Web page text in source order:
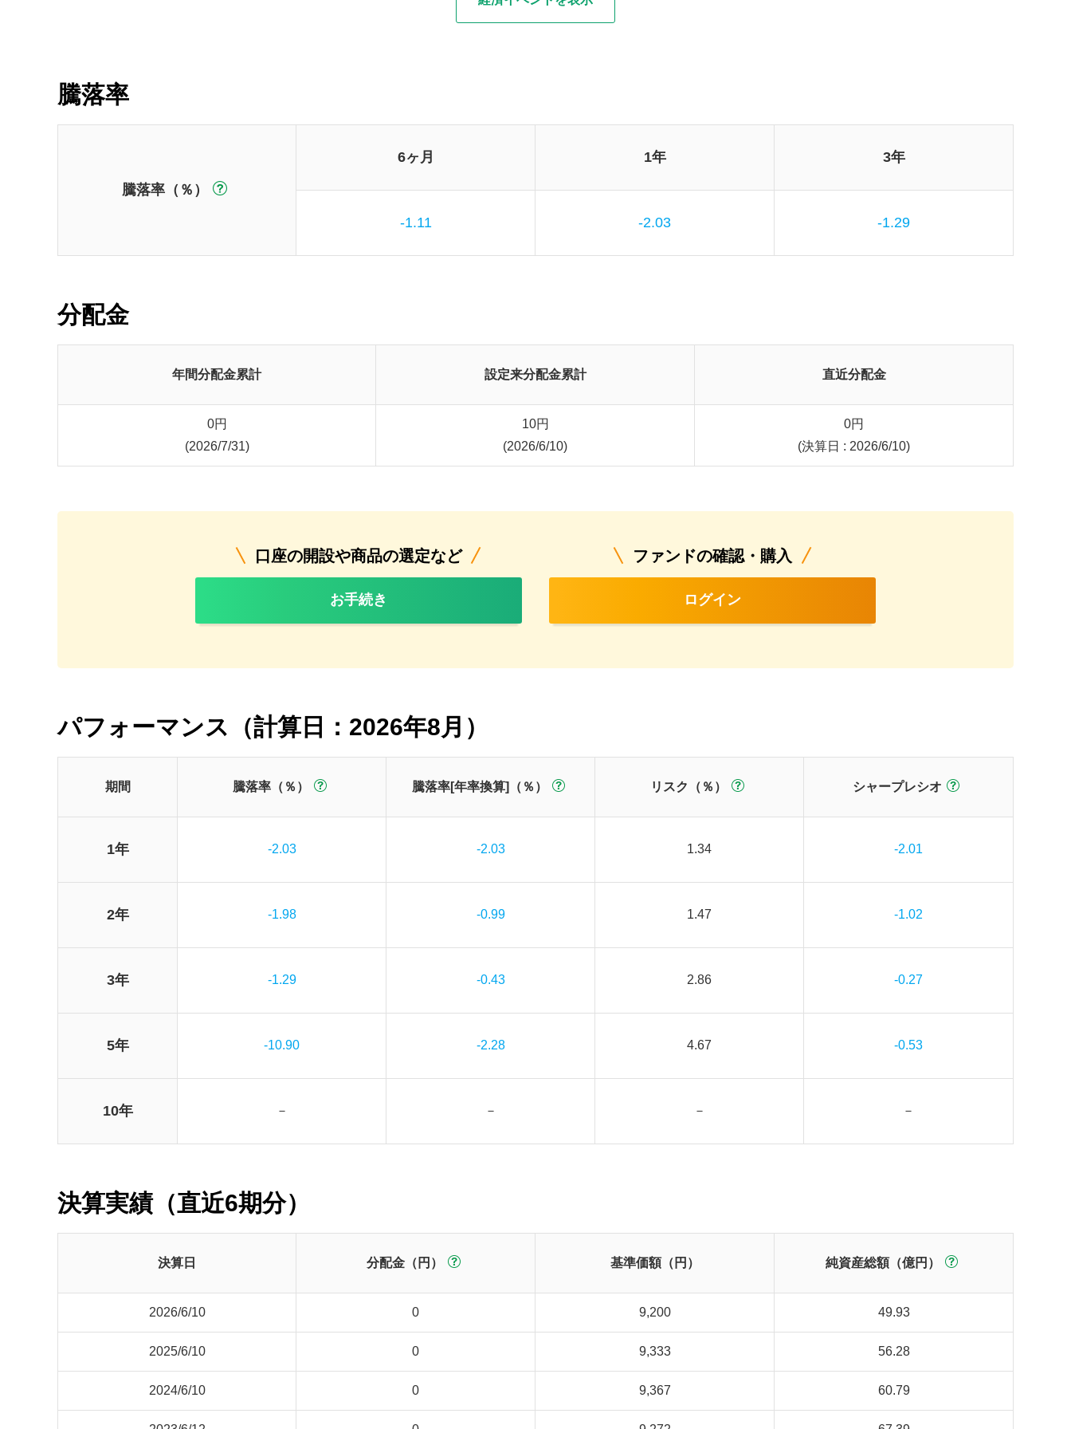
騰落率
騰落率（％）
6ヶ月 1年 3年
-1.11 -2.03 -1.29
分配金
年間分配金累計 設定来分配金累計 直近分配金
0円
(2026/7/31)
10円
(2026/6/10)
0円
(決算日 : 2026/6/10)
口座の開設や商品の選定など
お手続き
ファンドの確認・購入
ログイン
パフォーマンス（計算日：2026年8月）
期間 騰落率（％） 騰落率[年率換算]（％） リスク（％） シャープレシオ
1年 -2.03 -2.03 1.34 -2.01
2年 -1.98 -0.99 1.47 -1.02
3年 -1.29 -0.43 2.86 -0.27
5年 -10.90 -2.28 4.67 -0.53
10年 － － － －
決算実績（直近6期分）
決算日 分配金（円） 基準価額（円） 純資産総額（億円）
2026/6/10 0 9,200 49.93
2025/6/10 0 9,333 56.28
2024/6/10 0 9,367 60.79